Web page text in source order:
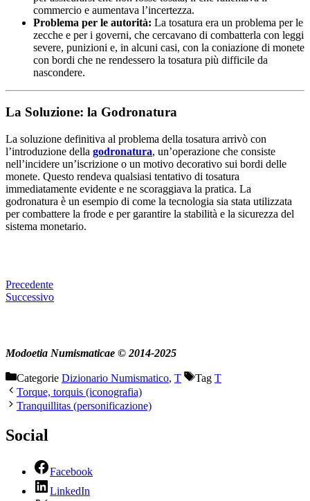
commercio e aumentava l’incertezza.
Problema per le autorità: La tosatura era un problema per le
zecche e per i governi, che cercavano di combatterla con leggi
severe, punizioni e, in alcuni casi, con la coniazione di monete
con bordi che ne rendessero la tosatura più difficile da
nascondere.
La Soluzione: la Godronatura
La soluzione definitiva al problema della tosatura arrivò con
l’introduzione della godronatura, un’operazione che consiste
nell’incidere un’iscrizione o un motivo decorativo sui bordi delle
monete. Questo rendeva qualsiasi tentativo di tosatura
immediatamente evidente e ne scoraggiava la pratica. La
godronatura è un esempio di come la tecnologia sia stata utilizzata
per combattere la frode e per garantire la stabilità e la sicurezza del
sistema monetario.
Precedente
Successivo
Modoetia Numismaticae © 2014-2025
Categorie Dizionario Numismatico, T Tag T
Torque, torquis (iconografia)
Tranquillitas (personificazione)
Social
Facebook
LinkedIn